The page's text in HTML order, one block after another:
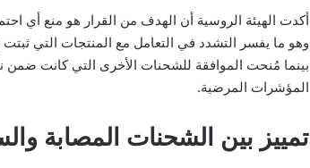
أكدت الهيئة الروسية أن الهدف من القرار هو منع أي
وهو ما يفسر التشدد في التعامل مع المنتجات التي
بينما مُنحت الموافقة للشحنات الأخرى التي كانت ضمن
المؤشرات المرضية.
تمييز بين الشحنات المصابة